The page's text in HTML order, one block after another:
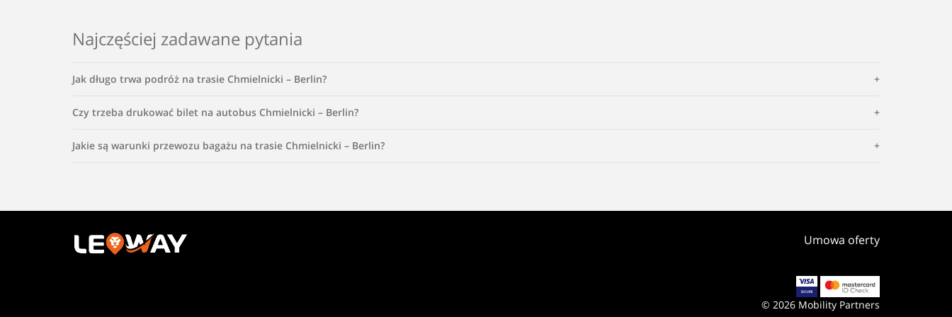
Najczęściej zadawane pytania
Jak długo trwa podróż na trasie Chmielnicki – Berlin?
Czy trzeba drukować bilet na autobus Chmielnicki – Berlin?
Jakie są warunki przewozu bagażu na trasie Chmielnicki – Berlin?
Umowa oferty
© 2026 Mobility Partners